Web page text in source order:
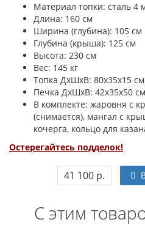
Материал топки: сталь 4
Длина: 160 см
Ширина (глубина): 105 см
Глубина (крыша): 125 см
Высота: 230 см
Вес: 145 кг
Топка ДхШхВ: 80х35х15 см
Печка ДхШхВ: 42х35х50 см
В комплекте: жаровня с
(снимается), мангал с
кочерга, кольцо для
Остерегайтесь подделок!
41 100 р.
С этим